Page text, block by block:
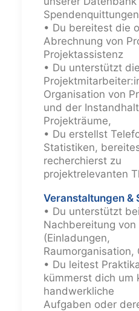
• Du bereitest die
Abrechnung von
Projektassistenz
• Du unterstützt die
Organisation von
und der
Projekträume,
• Du erstellst
Statistiken,
recherchierst zu
projektrelevanten
Veranstaltungen &
• Du unterstützt
Nachbereitung
(Einladungen,
Raumorganisation,
• Du leitest
kümmerst dich um
handwerkliche
Aufgaben oder